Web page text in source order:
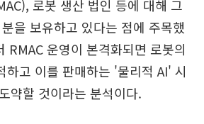
로봇 생산 법인 등에 대해 그
을 보유하고 있다는 점에 주목했
RMAC 운영이 본격화되면 로봇의
하고 이를 판매하는 '물리적 AI' 시
약할 것이라는 분석이다.